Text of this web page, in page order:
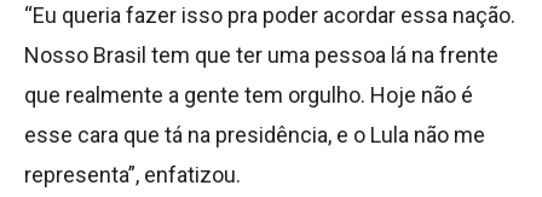
“Eu queria fazer isso pra poder acordar essa nação.
Nosso Brasil tem que ter uma pessoa lá na frente
que realmente a gente tem orgulho. Hoje não é
esse cara que tá na presidência, e o Lula não me
representa”, enfatizou.